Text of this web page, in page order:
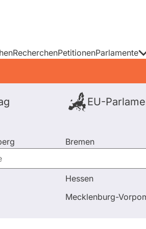
RecherchenPetitionenParlamente
EU-
Bremen
Hessen
Mecklenburg-
Jürgen Baumgärtner